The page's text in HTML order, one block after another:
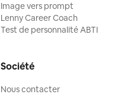
Image vers prompt
Lenny Career Coach
Test de personnalité ABTI
Société
Nous contacter